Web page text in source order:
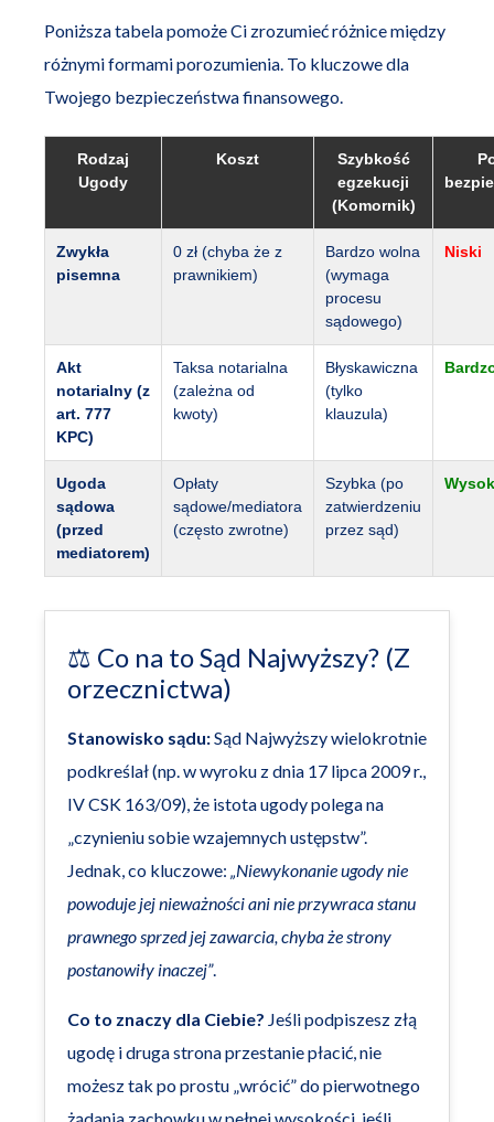
Poniższa tabela pomoże Ci zrozumieć różnice między
różnymi formami porozumienia. To kluczowe dla
Twojego bezpieczeństwa finansowego.
Rodzaj
Ugody
Koszt
Szybkość
egzekucji
(Komornik)
Zwykła
pisemna
0 zł (chyba że z
prawnikiem)
Bardzo wolna
(wymaga
procesu
sądowego)
Niski
Akt
notarialny (z
art. 777
KPC)
Taksa notarialna
(zależna od
kwoty)
Błyskawiczna
(tylko
klauzula)
Ugoda
sądowa
(przed
mediatorem)
Opłaty
sądowe/mediatora
(często zwrotne)
Szybka (po
zatwierdzeniu
przez sąd)
⚖️ Co na to Sąd Najwyższy? (Z
orzecznictwa)
Stanowisko sądu:Sąd Najwyższy wielokrotnie
podkreślał (np. w wyroku z dnia 17 lipca 2009 r.,
IV CSK 163/09), że istota ugody polega na
„czynieniu sobie wzajemnych ustępstw”.
Jednak, co kluczowe: „Niewykonanie ugody nie
powoduje jej nieważności ani nie przywraca stanu
prawnego sprzed jej zawarcia, chyba że strony
postanowiły inaczej”.
Co to znaczy dla Ciebie? Jeśli podpiszesz złą
ugodę i druga strona przestanie płacić, nie
możesz tak po prostu „wrócić” do pierwotnego
żądania zachowku w pełnej wysokości, jeśli